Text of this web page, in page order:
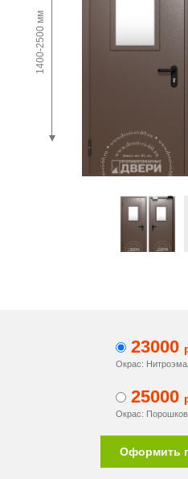
1400-2500 мм
23000
Окрас:
25000
Окрас:
Оформить